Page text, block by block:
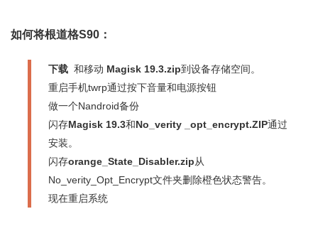
如何将根道格S90：
下载 和移动 Magisk 19.3.zip到设备存储空间。
重启手机twrp通过按下音量和电源按钮
做一个Nandroid备份
闪存Magisk 19.3和No_verity _opt_encrypt.ZIP通过
安装。
闪存orange_State_Disabler.zip从
No_verity_Opt_Encrypt文件夹删除橙色状态警告。
现在重启系统